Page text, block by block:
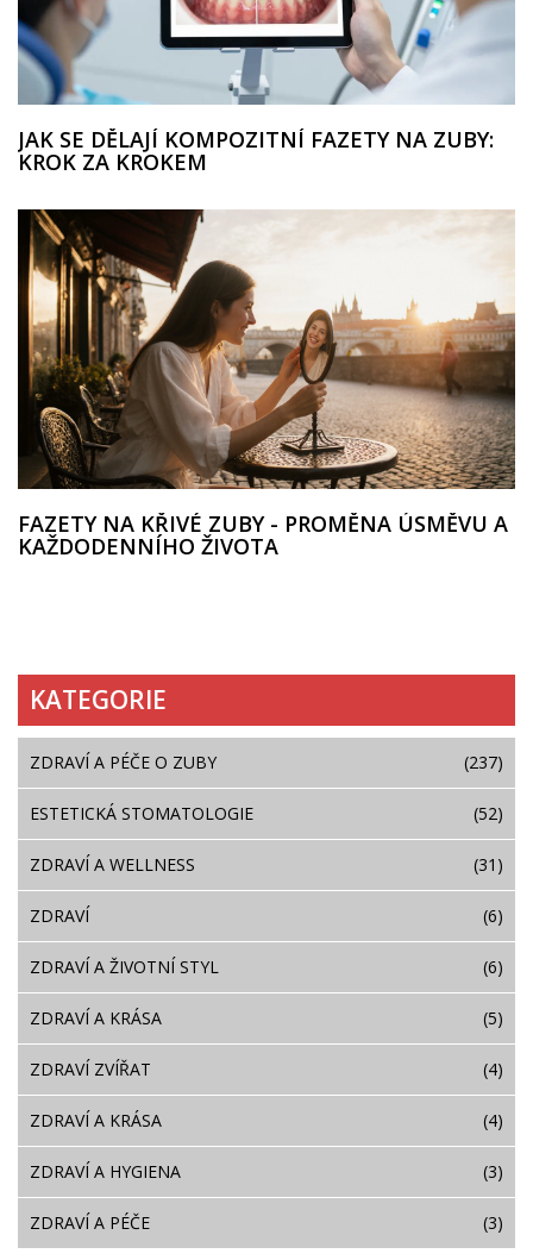
JAK SE DĚLAJÍ KOMPOZITNÍ FAZETY NA ZUBY:
KROK ZA KROKEM
FAZETY NA KŘIVÉ ZUBY - PROMĚNA ÚSMĚVU A
KAŽDODENNÍHO ŽIVOTA
KATEGORIE
ZDRAVÍ A PÉČE O ZUBY (237)
ESTETICKÁ STOMATOLOGIE (52)
ZDRAVÍ A WELLNESS (31)
ZDRAVÍ (6)
ZDRAVÍ A ŽIVOTNÍ STYL (6)
ZDRAVÍ A KRÁSA (5)
ZDRAVÍ ZVÍŘAT (4)
ZDRAVÍ A KRÁSA (4)
ZDRAVÍ A HYGIENA (3)
ZDRAVÍ A PÉČE (3)